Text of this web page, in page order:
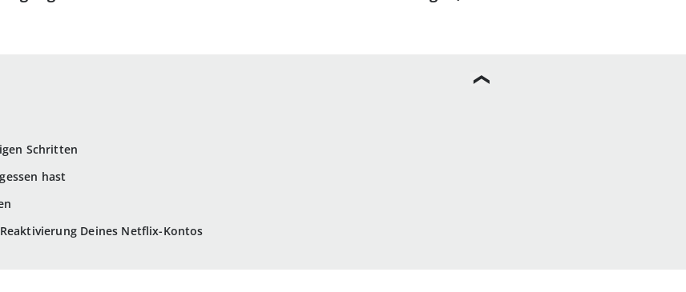
Schritten
hast
Deines Netflix-Kontos